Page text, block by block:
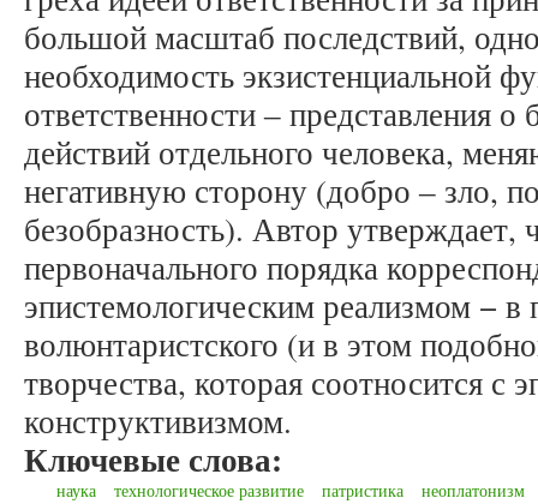
большой масштаб последствий,
необходимость экзистенциальной
ответственности ‒ представления
действий отдельного человека,
негативную сторону (добро ‒ зло,
безобразность). Автор утверждает,
первоначального порядка
эпистемологическим реализмом − в
волюнтаристского (и в этом
творчества, которая соотносится с
конструктивизмом.
Ключевые слова:
наука технологическое развитие патристика неоплатонизм